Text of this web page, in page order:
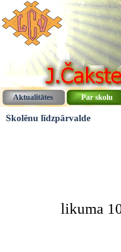
Aktualitātes Par skolu
Skolēnu līdzpārvalde
likuma